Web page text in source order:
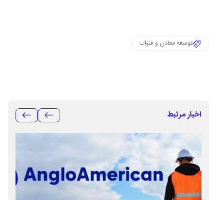
توسعه معادن و فلزات
اخبار مرتبط